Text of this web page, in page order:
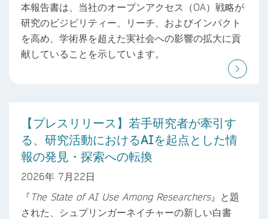
本報告書は、当社のオープンアクセス（OA）戦略が
研究のビジビリティー、リーチ、およびインパクト
を高め、学術界を超えた実社会への影響の拡大に貢
献していることを示しています。
【プレスリリース】若手研究者が牽引す
る、研究活動におけるAIを起点とした情
報の発見・探索への転換
2026年 7月22日
『The State of AI Use Among Researchers』と題
された、シュプリンガーネイチャーの新しい白書